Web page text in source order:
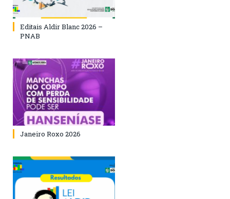
Editais Aldir Blanc 2026 –
PNAB
Janeiro Roxo 2026